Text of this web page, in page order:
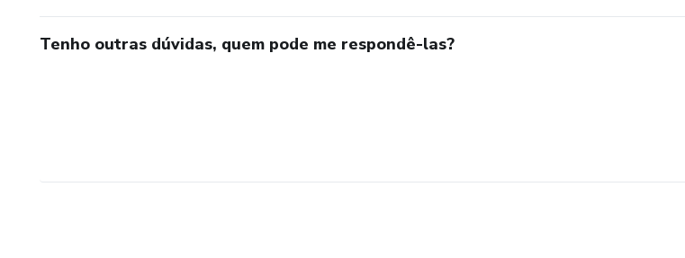
Tenho outras dúvidas, quem pode me respondê-las?